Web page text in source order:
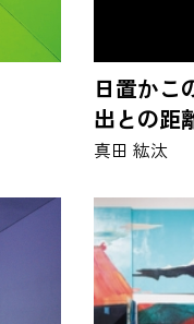
日置かこ
出との距
真田 紘汰